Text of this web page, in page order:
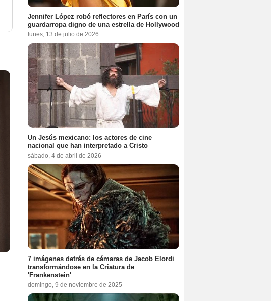
Jennifer López robó reflectores en París con un
guardarropa digno de una estrella de Hollywood
lunes, 13 de julio de 2026
Un Jesús mexicano: los actores de cine
nacional que han interpretado a Cristo
sábado, 4 de abril de 2026
7 imágenes detrás de cámaras de Jacob Elordi
transformándose en la Criatura de
'Frankenstein'
domingo, 9 de noviembre de 2025